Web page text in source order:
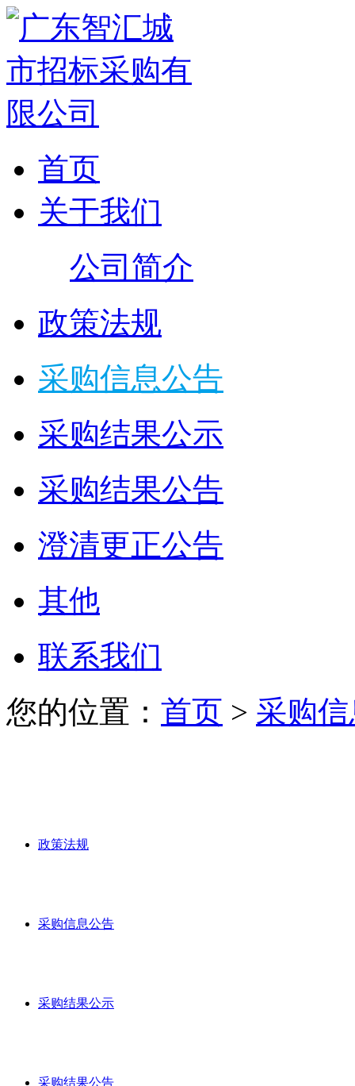
首页
关于我们
公司简介
政策法规
采购信息公告
采购结果公示
采购结果公告
澄清更正公告
其他
联系我们
您的位置： 首页 > 采购
政策法规
采购信息公告
采购结果公示
采购结果公告